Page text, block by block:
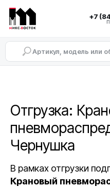
+7
Отгрузка:
Чернушка
В рамках отгрузки
Крановый